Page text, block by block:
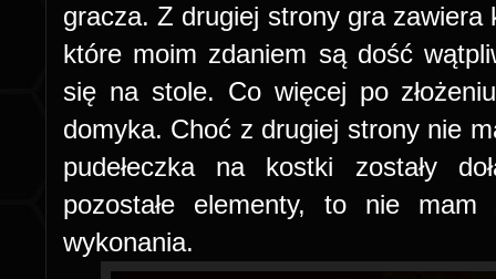
gracza. Z drugiej strony gra zawiera
które moim zdaniem są dość
się na stole. Co więcej po
domyka. Choć z drugiej strony nie
pudełeczka na kostki zostały
pozostałe elementy, to nie
wykonania.